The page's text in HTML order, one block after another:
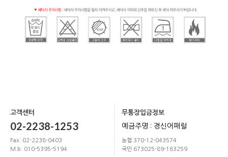
고객센터
02-2238-1253
Fax: 02-2238-0403
M.b: 010-5395-5194
무통장입금정보
예금주명 : 경신어패럴
농협 370-12-043574
국민 673025-89-163259